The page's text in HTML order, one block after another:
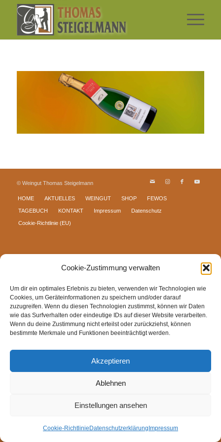
Cookie-Zustimmung verwalten
Um dir ein optimales Erlebnis zu bieten, verwenden wir Technologien wie
Cookies, um Geräteinformationen zu speichern und/oder darauf
zuzugreifen. Wenn du diesen Technologien zustimmst, können wir Daten
wie das Surfverhalten oder eindeutige IDs auf dieser Website verarbeiten.
Wenn du deine Zustimmung nicht erteilst oder zurückziehst, können
bestimmte Merkmale und Funktionen beeinträchtigt werden.
Akzeptieren
Ablehnen
Einstellungen ansehen
Cookie-Richtlinie Datenschutzerklärung Impressum
© Weingut Thomas Steigelmann
HOME AKTUELLES WEINGUT SHOP FEWOS
TAGEBUCH KONTAKT Impressum Datenschutz
Cookie-Richtlinie (EU)